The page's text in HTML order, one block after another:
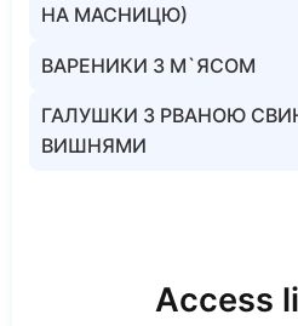
НА МАСНИЦЮ)
ВАРЕНИКИ З М`ЯСОМ
ГАЛУШКИ З РВАНОЮ
ВИШНЯМИ
Access